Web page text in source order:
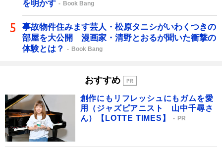
を明かす
Book Bang
事故物件住みます芸人・松原タニシがいわくつきの
部屋を大公開 漫画家・清野とおるが聞いた衝撃の
体験とは？
Book Bang
おすすめ
創作にもリフレッシュにもガムを愛
用（ジャズピアニスト 山中千尋さ
ん）【LOTTE TIMES】
PR